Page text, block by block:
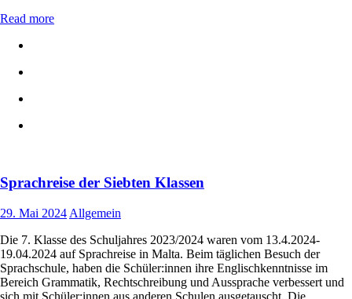
Read more
Sprachreise der Siebten Klassen
29. Mai 2024 Allgemein
Die 7. Klasse des Schuljahres 2023/2024 waren vom 13.4.2024-
19.04.2024 auf Sprachreise in Malta. Beim täglichen Besuch der
Sprachschule, haben die Schüler:innen ihre Englischkenntnisse im
Bereich Grammatik, Rechtschreibung und Aussprache verbessert und
sich mit Schüler:innen aus anderen Schulen ausgetauscht. Die